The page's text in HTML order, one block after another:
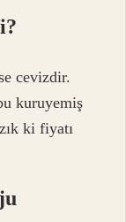
cevizdir.
kuruyemiş
ki fiyatı